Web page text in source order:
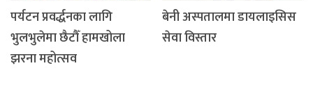
पर्यटन प्रवर्द्धनका लागि
भुलभुलेमा छैटौँ हामखोला
झरना महोत्सव
बेनी अस्पतालमा डायलाइसिस
सेवा विस्तार